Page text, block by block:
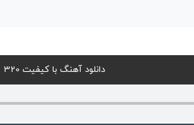
دانلود آهنگ با کیفیت 320